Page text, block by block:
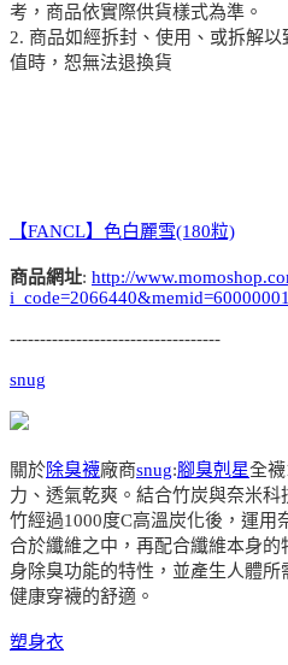
考，商品依實際供貨樣式為準。
2. 商品如經拆封、使用、或拆解
值時，恕無法退換貨
【FANCL】色白麗雪(180粒)
商品網址: http://
-----------------------------------
snug
關於除臭襪廠商snug:腳臭剋星全
力、透氣乾爽。結合竹炭與奈米
竹經過1000度C高溫炭化後，運用
合於纖維之中，再配合纖維本身
身除臭功能的特性，並產生人體所
健康穿襪的舒適。
塑身衣